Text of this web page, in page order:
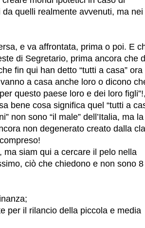
quelli realmente avvenuti, ma nei
e va affrontata, prima o poi. E
di Segretario, prima ancora che
fin qui han detto “tutti a casa” ora
a casa anche loro o dicono
questo paese loro e dei loro figli”!,
bene cosa significa quel “tutti a
non sono “il male” dell’Italia, ma la
non degenerato creato dalla
ma siam qui a cercare il pelo nella
ciò che chiedono e non sono
per il rilancio della piccola e media